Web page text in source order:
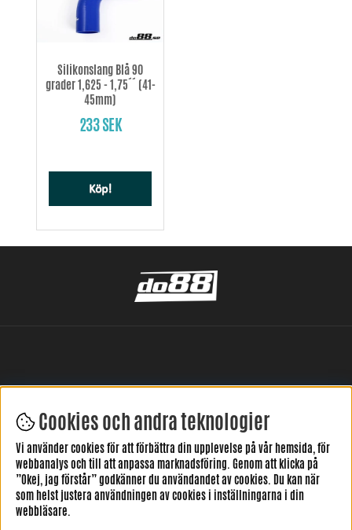
Silikonslang Blå 90
grader 1,625 - 1,75´´ (41-
45mm)
233 SEK
Köp!
LÄMNA DIN RECENSION HÄR
Cookies och andra teknologier
Vi använder cookies för att förbättra din upplevelse på vår hemsida, för
webbanalys och till att anpassa marknadsföring. Genom att klicka på
”Okej, jag förstår” godkänner du användandet av cookies. Du kan när
som helst justera användningen av cookies i inställningarna i din
webbläsare.